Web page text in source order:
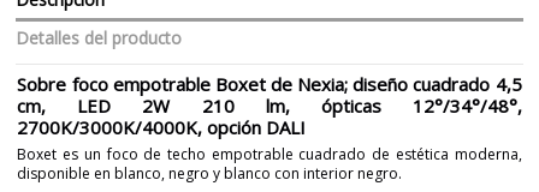
Detalles del producto
Sobre foco empotrable Boxet de Nexia; diseño cuadrado 4,5
cm, LED 2W 210 lm, ópticas 12°/34°/48°,
2700K/3000K/4000K, opción DALI
Boxet es un foco de techo empotrable cuadrado de estética moderna,
disponible en blanco, negro y blanco con interior negro.